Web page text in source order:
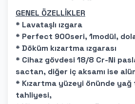
GENEL ÖZELLİKLER
* Lavataşlı ızgara
* Perfect 900seri, 1modül,
* Döküm kızartma ızgarası
* Cihaz gövdesi 18/8 Cr-Ni
sactan, diğer iç aksamı ise
* Kızartma yüzeyi önünde yağ
tahliyesi,